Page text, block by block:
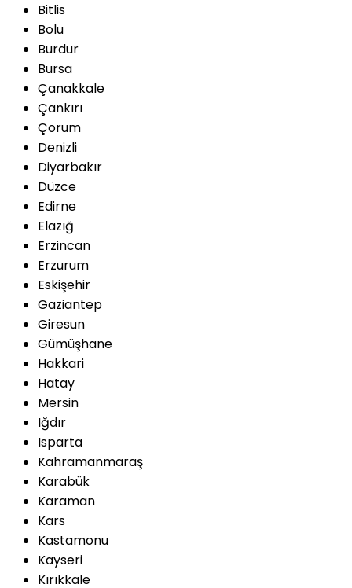
Bitlis
Bolu
Burdur
Bursa
Çanakkale
Çankırı
Çorum
Denizli
Diyarbakır
Düzce
Edirne
Elazığ
Erzincan
Erzurum
Eskişehir
Gaziantep
Giresun
Gümüşhane
Hakkari
Hatay
Mersin
Iğdır
Isparta
Kahramanmaraş
Karabük
Karaman
Kars
Kastamonu
Kayseri
Kırıkkale